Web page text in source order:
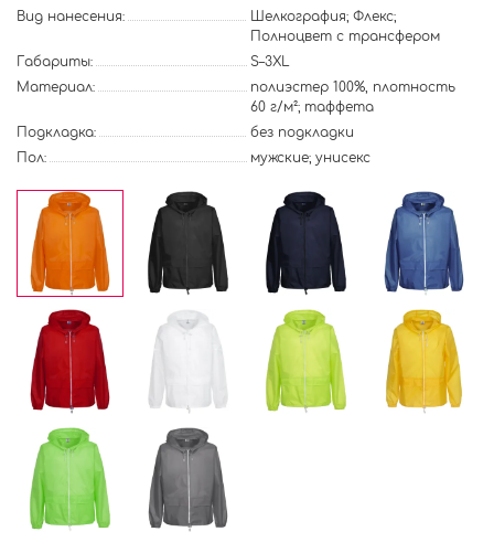
Вид нанесения:
Шелкография; Флекс;
Полноцвет с трансфером
Габариты:
S–3XL
Материал:
полиэстер 100%, плотность
60 г/м²; таффета
Подкладка:
без подкладки
Пол:
мужские; унисекс